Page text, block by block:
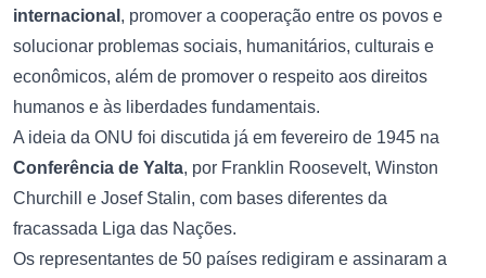
internacional , promover a cooperação entre os povos e
solucionar problemas sociais, humanitários, culturais e
econômicos, além de promover o respeito aos direitos
humanos e às liberdades fundamentais.
A ideia da ONU foi discutida já em fevereiro de 1945 na
Conferência de Yalta, por Franklin Roosevelt, Winston
Churchill e Josef Stalin, com bases diferentes da
fracassada Liga das Nações.
Os representantes de 50 países redigiram e assinaram a